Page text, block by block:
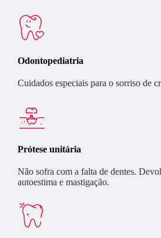
Odontopediatria
Cuidados especiais para o sorriso de
Prótese unitária
Não sofra com a falta de dentes.
autoestima e mastigação.